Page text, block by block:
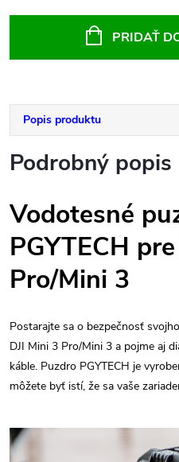
PRIDAŤ
Popis produktu
Podrobný popis
Vodotesné
PGYTECH
Pro/Mini 3
Postarajte sa o bezpečnosť
DJI Mini 3 Pro/Mini 3 a pojme aj
káble. Puzdro PGYTECH je
môžete byť istí, že sa vaše